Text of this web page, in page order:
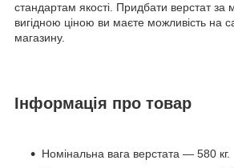
стандартам якості. Придбати верстат за
вигідною ціною ви маєте можливість на
магазину.
Інформація про товар
Номінальна вага верстата — 580 кг.